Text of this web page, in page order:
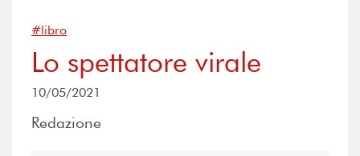
#libro
Lo spettatore virale
10/05/2021
Redazione